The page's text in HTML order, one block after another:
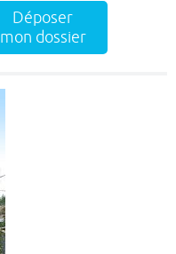
Déposer
mon dossier